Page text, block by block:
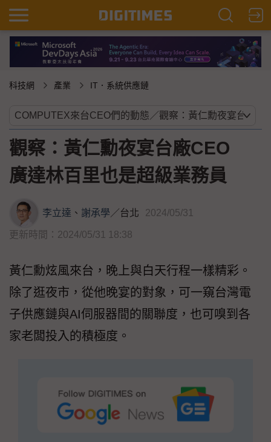
科技網 產業 IT．系統供應鏈
觀察：黃仁勳夜宴台廠CEO
廣達林百里也是超級業務員
李立達 、 謝承學／台北 2024/05/31
更新時間：2024/05/31 18:38
黃仁勳炫風來台，晚上與白天行程一樣精彩。
除了逛夜市，從他晚宴的對象，可一窺台灣電
子供應鏈與AI伺服器間的關聯度，也可嗅到各
家老闆投入的積極度。